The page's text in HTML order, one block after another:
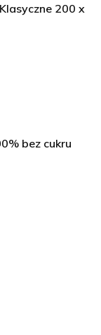
200 x
bez cukru